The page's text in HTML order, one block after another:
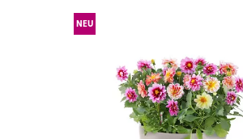
NEU